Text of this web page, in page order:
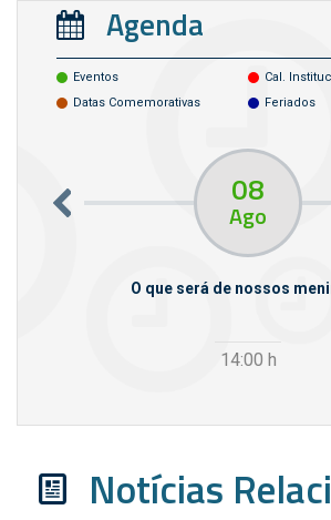
Agenda
Eventos
Cal.
Datas Comemorativas
Feriados
08
Ago
O que será de nossos
14:00 h
Notícias